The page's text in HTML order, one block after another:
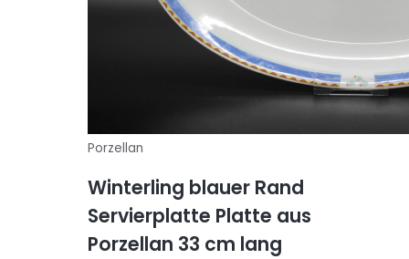
Porzellan
Winterling blauer Rand
Servierplatte Platte aus
Porzellan 33 cm lang